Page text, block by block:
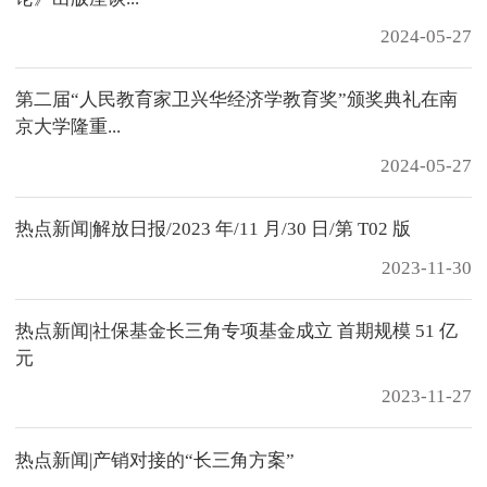
2024-05-27
第二届“人民教育家卫兴华经济学教育奖”颁奖典礼在南
京大学隆重...
2024-05-27
热点新闻|解放日报/2023 年/11 月/30 日/第 T02 版
2023-11-30
热点新闻|社保基金长三角专项基金成立 首期规模 51 亿
元
2023-11-27
热点新闻|产销对接的“长三角方案”